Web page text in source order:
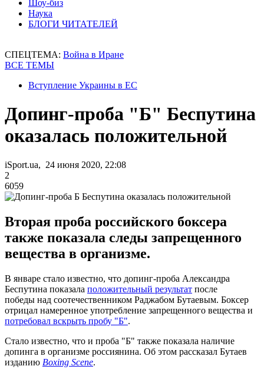
Шоу-биз
Наука
БЛОГИ ЧИТАТЕЛЕЙ
СПЕЦТЕМА: Война в Иране
ВСЕ ТЕМЫ
Вступление Украины в ЕС
Допинг-проба "Б" Беспутина
оказалась положительной
iSport.ua, 24 июня 2020, 22:08
2
6059
Вторая проба российского боксера
также показала следы запрещенного
вещества в организме.
В январе стало известно, что допинг-проба Александра
Беспутина показала положительный результат после
победы над соотечественником Раджабом Бутаевым. Боксер
отрицал намеренное употребление запрещенного вещества и
потребовал вскрыть пробу "Б".
Стало известно, что и проба "Б" также показала наличие
допинга в организме россиянина. Об этом рассказал Бутаев
изданию Boxing Scene.